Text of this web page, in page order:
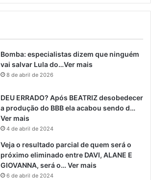
Bomba: especialistas dizem que ninguém
vai salvar Lula do…Ver mais
8 de abril de 2026
DEU ERRADO? Após BEATRIZ desobedecer
a produção do BBB ela acabou sendo d…
Ver mais
4 de abril de 2024
Veja o resultado parcial de quem será o
próximo eliminado entre DAVI, ALANE E
GIOVANNA, será o… Ver mais
6 de abril de 2024